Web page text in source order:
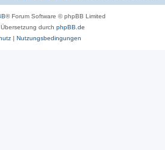
® Forum Software © phpBB Limited
durch phpBB.de
| Nutzungsbedingungen